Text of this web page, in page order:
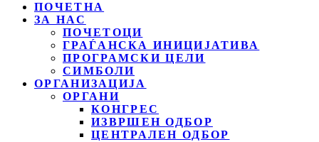
ПОЧЕТНА
ЗА НАС
ПОЧЕТОЦИ
ГРАЃАНСКА ИНИЦИЈАТИВА
ПРОГРАМСКИ ЦЕЛИ
СИМБОЛИ
ОРГАНИЗАЦИЈА
ОРГАНИ
КОНГРЕС
ИЗВРШЕН ОДБОР
ЦЕНТРАЛЕН ОДБОР